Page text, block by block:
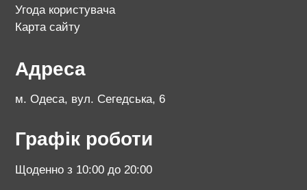
Угода користувача
Карта сайту
Адреса
м. Одеса, вул. Сегедська, 6
Графік роботи
Щоденно з 10:00 до 20:00